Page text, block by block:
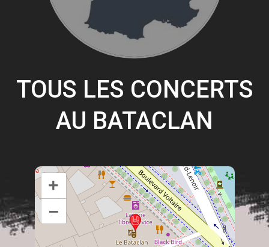
TOUS LES CONCERTS
AU BATACLAN
+
–